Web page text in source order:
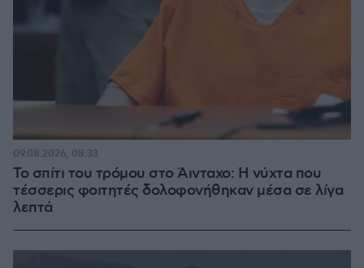
Το σπίτι του τρόμου στο Άινταχο: Η νύχτα που
τέσσερις φοιτητές δολοφονήθηκαν μέσα σε λίγα
λεπτά
09.08.2026, 08:33